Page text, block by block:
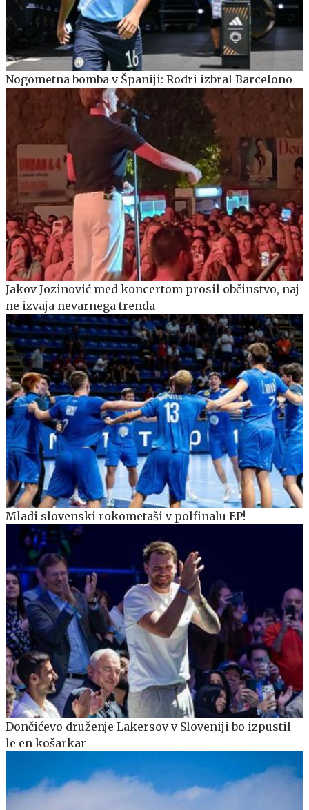
Nogometna bomba v Španiji: Rodri izbral Barcelono
Jakov Jozinović med koncertom prosil občinstvo, naj
ne izvaja nevarnega trenda
Mladi slovenski rokometaši v polfinalu EP!
Dončićevo druženje Lakersov v Sloveniji bo izpustil
le en košarkar